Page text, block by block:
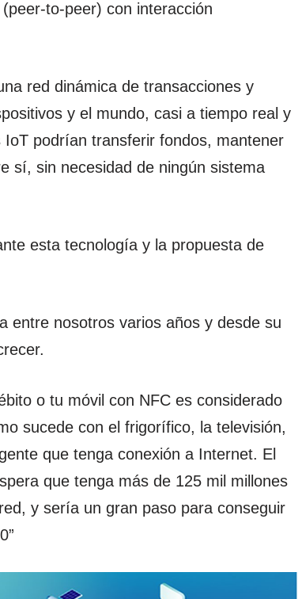
to-peer) con interacción
red dinámica de transacciones y
y el mundo, casi a tiempo real y
podrían transferir fondos, mantener
sí, sin necesidad de ningún sistema
esta tecnología y la propuesta de
entre nosotros varios años y desde su
o tu móvil con NFC es considerado
sucede con el frigorífico, la televisión,
que tenga conexión a Internet. El
que tenga más de 125 mil millones
y sería un gran paso para conseguir